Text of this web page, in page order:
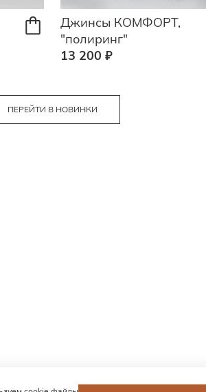
Джинсы КОМФОРТ,
"полиринг"
13 200 ₽
ПЕРЕЙТИ В НОВИНКИ